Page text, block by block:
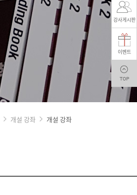
개설 강좌 개설 강좌
강사게시판
이벤트
TOP